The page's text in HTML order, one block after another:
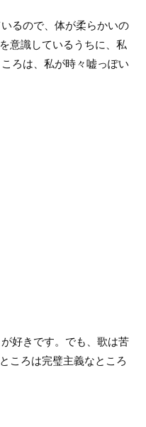
るので、体が柔らかいの
意識しているうちに、私
ろは、私が時々嘘っぽい
好きです。でも、歌は苦
ころは完璧主義なところ